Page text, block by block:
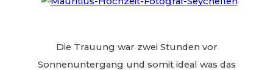
Die Trauung war zwei Stunden vor
Sonnenuntergang und somit ideal was das